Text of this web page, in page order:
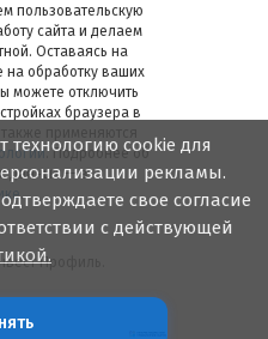
пользовательскую
сайта и делаем
Оставаясь на
на обработку ваших
можете отключить
браузера в
. Подробнее об
данных — в
.
Профиль.
cookie для
рекламы.
свое согласие
с действующей